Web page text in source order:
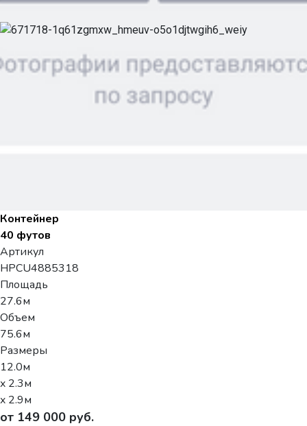
Контейнер
40 футов
Артикул
HPCU4885318
Площадь
27.6м
Объем
75.6м
Размеры
12.0м
x 2.3м
x 2.9м
от 149 000 руб.